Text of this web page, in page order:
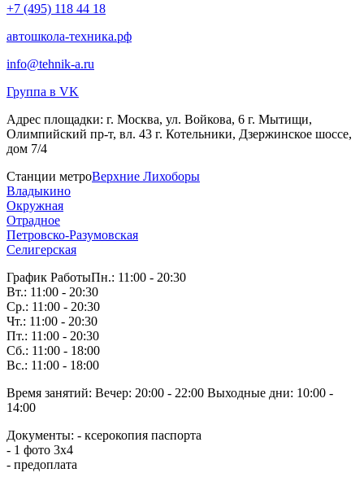
+7 (495) 118 44 18
автошкола-техника.рф
info@tehnik-a.ru
Группа в VK
Адрес площадки: г. Москва, ул. Войкова, 6 г. Мытищи,
Олимпийский пр-т, вл. 43 г. Котельники, Дзержинское шоссе,
дом 7/4
Станции метроВерхние Лихоборы
Владыкино
Окружная
Отрадное
Петровско-Разумовская
Селигерская
График РаботыПн.: 11:00 - 20:30
Вт.: 11:00 - 20:30
Ср.: 11:00 - 20:30
Чт.: 11:00 - 20:30
Пт.: 11:00 - 20:30
Сб.: 11:00 - 18:00
Вс.: 11:00 - 18:00
Время занятий: Вечер: 20:00 - 22:00 Выходные дни: 10:00 -
14:00
Документы: - ксерокопия паспорта
- 1 фото 3х4
- предоплата